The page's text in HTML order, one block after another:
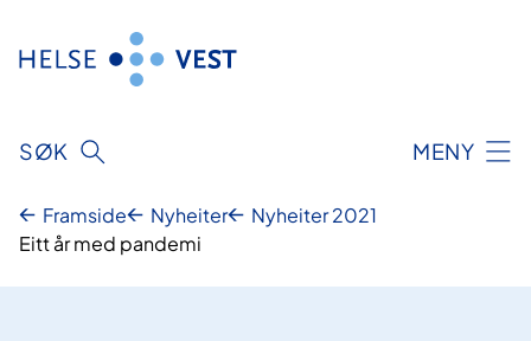
innhald
SØK MENY
Framside Nyheiter
Nyheiter 2021
Eitt år med pandemi